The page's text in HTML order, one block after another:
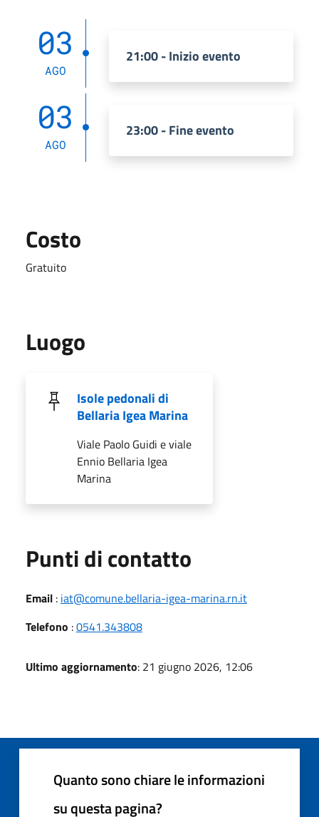
03
AGO
21:00 - Inizio evento
03
AGO
23:00 - Fine evento
Costo
Gratuito
Luogo
Isole pedonali di
Bellaria Igea Marina
Viale Paolo Guidi e viale
Ennio Bellaria Igea
Marina
Punti di contatto
Email : iat@comune.bellaria-igea-marina.rn.it
Telefono :0541.343808
Ultimo aggiornamento: 21 giugno 2026, 12:06
Quanto sono chiare le informazioni
su questa pagina?